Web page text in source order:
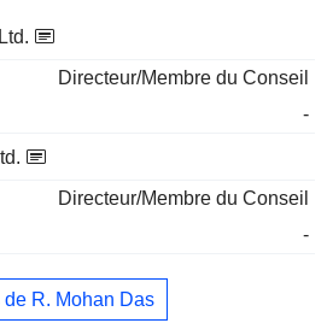
Directeur/Membre du Conseil
-
Directeur/Membre du Conseil
-
R. Mohan Das